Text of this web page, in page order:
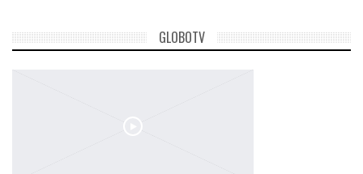
GLOBOTV